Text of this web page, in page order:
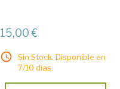
15,00 €
Sin Stock. Disponible en
7/10 días.